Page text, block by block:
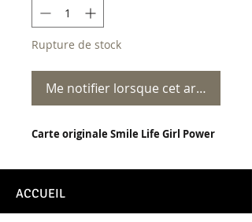
Rupture de stock
Me notifier lorsque cet article est
Carte originale Smile Life Girl Power
ACCUEIL